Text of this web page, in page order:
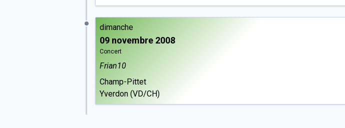
dimanche
09 novembre 2008
Concert
Frian10
Champ-Pittet
Yverdon (VD/CH)